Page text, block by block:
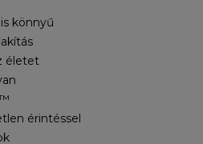
könnyű
életet
érintéssel